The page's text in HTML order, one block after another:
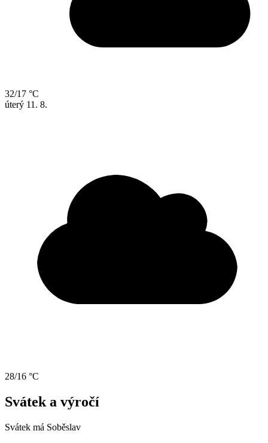
32/17 °C
úterý 11. 8.
28/16 °C
Svátek a výročí
Svátek má Soběslav